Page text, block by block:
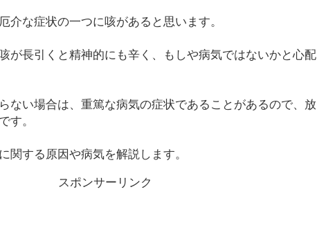
介な症状の一つに咳があると思います。
が長引くと精神的にも辛く、もしや病気ではないかと心配
ない場合は、重篤な病気の症状であることがあるので、放
す。
関する原因や病気を解説します。
スポンサーリンク